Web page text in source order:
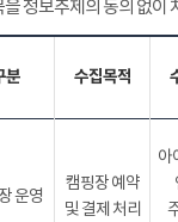
정보추제의 동의 없이
분 수집목적
운영
캠핑장 예약
및 결제 처리
아